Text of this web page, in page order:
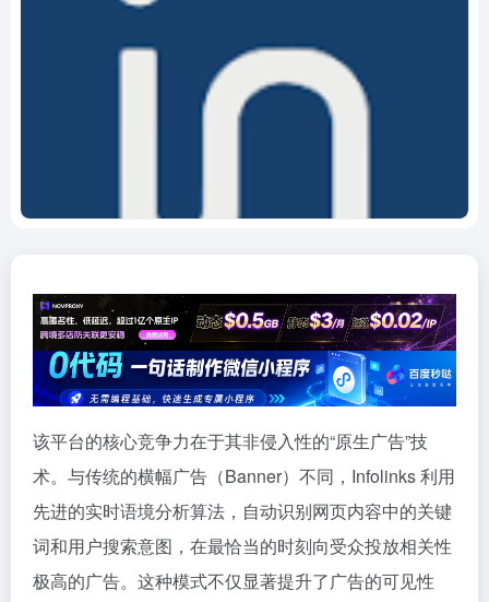
该平台的核心竞争力在于其非侵入性的“原生广告”技
术。与传统的横幅广告（Banner）不同，Infolinks 利用
先进的实时语境分析算法，自动识别网页内容中的关键
词和用户搜索意图，在最恰当的时刻向受众投放相关性
极高的广告。这种模式不仅显著提升了广告的可见性